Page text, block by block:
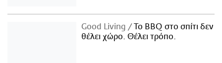
Good Living
Το BBQ στο σπίτι δεν
θέλει χώρο. Θέλει τρόπο.